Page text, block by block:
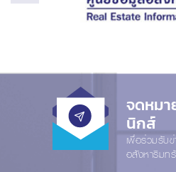
จดหมา
นิกส์
เพื่อร่วมรับ
อสังหาริมท